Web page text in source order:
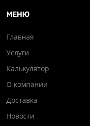
МЕНЮ
Главная
Услуги
Калькулятор
О компании
Доставка
Новости